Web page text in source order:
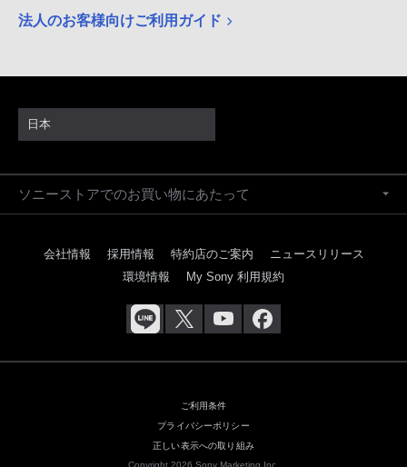
法人のお客様向けご利用ガイド
日本
ソニーストアでのお買い物にあたって
会社情報 採用情報 特約店のご案内
ニュースリリース
環境情報
My Sony 利用規約
ご利用条件
プライバシーポリシー
正しい表示への取り組み
Copyright 2026 Sony Marketing Inc.